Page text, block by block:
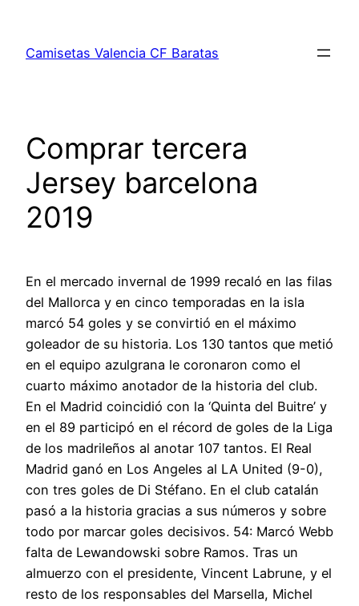
contenido
Camisetas Valencia CF Baratas
Comprar tercera
Jersey barcelona
2019
En el mercado invernal de 1999 recaló en las filas
del Mallorca y en cinco temporadas en la isla
marcó 54 goles y se convirtió en el máximo
goleador de su historia. Los 130 tantos que metió
en el equipo azulgrana le coronaron como el
cuarto máximo anotador de la historia del club.
En el Madrid coincidió con la ‘Quinta del Buitre’ y
en el 89 participó en el récord de goles de la Liga
de los madrileños al anotar 107 tantos. El Real
Madrid ganó en Los Angeles al LA United (9-0),
con tres goles de Di Stéfano. En el club catalán
pasó a la historia gracias a sus números y sobre
todo por marcar goles decisivos. 54: Marcó Webb
falta de Lewandowski sobre Ramos. Tras un
almuerzo con el presidente, Vincent Labrune, y el
resto de los responsables del Marsella, Michel